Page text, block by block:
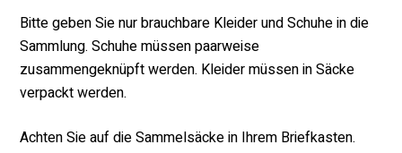
Bitte geben Sie nur brauchbare Kleider und Schuhe in die
Sammlung. Schuhe müssen paarweise
zusammengeknüpft werden. Kleider müssen in Säcke
verpackt werden.
Achten Sie auf die Sammelsäcke in Ihrem Briefkasten.